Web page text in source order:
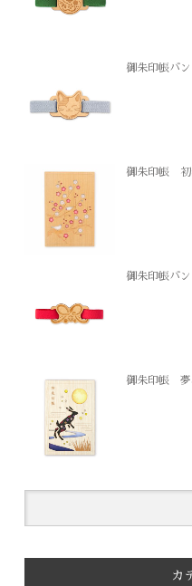
御朱印帳バ
御朱印帳 初
御朱印帳バ
御朱印帳 夢
カ